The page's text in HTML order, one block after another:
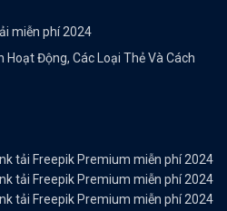
miễn phí 2024
Hoạt Động, Các Loại Thẻ Và Cách
tải Freepik Premium miễn phí 2024
tải Freepik Premium miễn phí 2024
tải Freepik Premium miễn phí 2024